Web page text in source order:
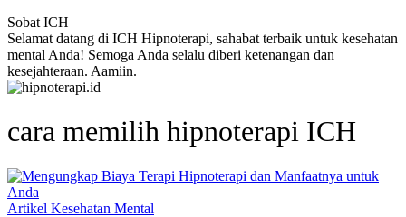
Sobat ICH
Selamat datang di ICH Hipnoterapi, sahabat terbaik untuk kesehatan
mental Anda! Semoga Anda selalu diberi ketenangan dan
kesejahteraan. Aamiin.
cara memilih hipnoterapi ICH
Artikel Kesehatan Mental